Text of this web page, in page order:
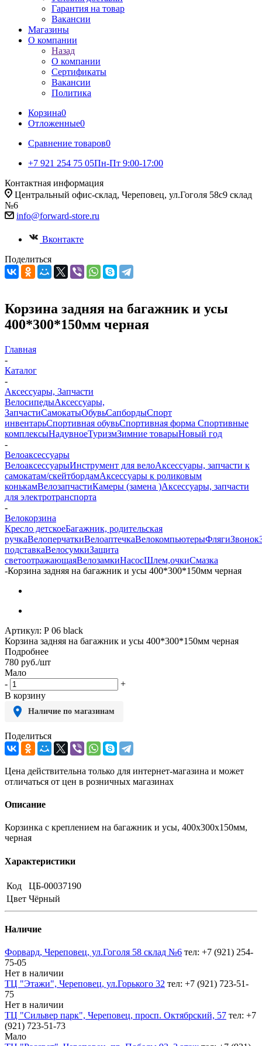
Гарантия на товар
Вакансии
Магазины
О компании
Назад
О компании
Сертификаты
Вакансии
Политика
Корзина0
Отложенные0
Сравнение товаров0
+7 921 254 75 05Пн-Пт 9:00-17:00
Контактная информация
Центральный офис-склад, Череповец, ул.Гоголя 58с9 склад
№6
info@forward-store.ru
Вконтакте
Поделиться
Корзина задняя на багажник и усы
400*300*150мм черная
Главная
-
Каталог
-
Аксессуары, Запчасти
ВелосипедыАксессуары,
ЗапчастиСамокатыОбувьСапбордыСпорт
инвентарьСпортивная обувьСпортивная форма Спортивные
комплексыНадувноеТуризмЗимние товарыНовый год
-
Велоаксессуары
ВелоаксессуарыИнструмент для велоАксессуары, запчасти к
самокатам/скейтбордамАксессуары к роликовым
конькамВелозапчастиКамеры (замена )Аксессуары, запчасти
для электротранспорта
-
Велокорзина
Кресло детскоеБагажник, родительская
ручкаВелоперчаткиВелоаптечкаВелокомпьютерыФлягиЗвонок
подставкаВелосумкиЗащита
светоотражающаяВелозамкиНасосШлем,очкиСмазка
-Корзина задняя на багажник и усы 400*300*150мм черная
Артикул: Р 06 black
Корзина задняя на багажник и усы 400*300*150мм черная
Подробнее
780 руб./шт
Мало
-
+
В корзину
Наличие по магазинам
Поделиться
Цена действительна только для интернет-магазина и может
отличаться от цен в розничных магазинах
Описание
Корзинка с креплением на багажник и усы, 400х300х150мм,
черная
Характеристики
Код
ЦБ-00037190
Цвет Чёрный
Наличие
Форвард, Череповец, ул.Гоголя 58 склад №6 тел: +7 (921) 254-
75-05
Нет в наличии
ТЦ "Этажи", Череповец, ул.Горького 32 тел: +7 (921) 723-51-
75
Нет в наличии
ТЦ "Сильвер парк", Череповец, просп. Октябрский, 57 тел: +7
(921) 723-51-73
Мало